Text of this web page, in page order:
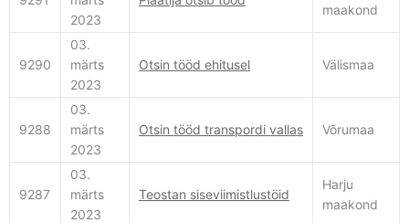
2023
maakond
9290
03.
märts
2023
Otsin tööd ehitusel Välismaa
9288
03.
märts
2023
Otsin tööd transpordi vallas Võrumaa
9287
03.
märts
2023
Teostan siseviimistlustöid
Harju
maakond